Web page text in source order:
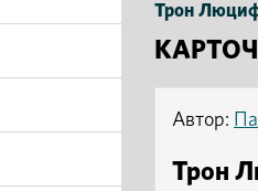
Трон
Автор:
Трон